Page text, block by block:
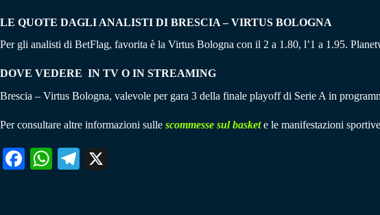
LE QUOTE DAGLI ANALISTI DI BRESCIA – VIRTUS BOLOGNA
Per gli analisti di BetFlag, favorita è la Virtus Bologna con il 2 a 1.80, l’1 a 1.95.
DOVE VEDERE IN TV O IN STREAMING
Brescia – Virtus Bologna, valevole per gara 3 della finale playoff di Serie A in
Per consultare altre informazioni sulle scommesse sul baskete le manifestazioni
Fa W
Te